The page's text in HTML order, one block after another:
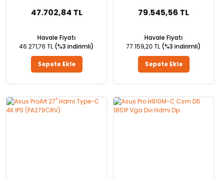
47.702,84 TL
Havale Fiyatı
46.271,76 TL (%3 indirimli)
Sepete Ekle
79.545,56 TL
Havale Fiyatı
77.159,20 TL (%3 indirimli)
Sepete Ekle